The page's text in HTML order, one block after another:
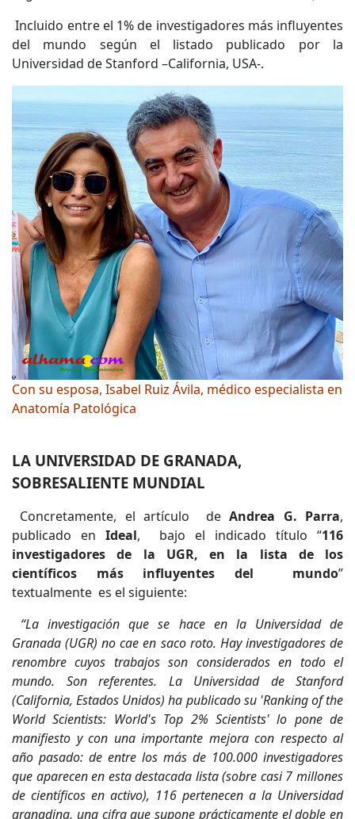
Incluido entre el 1% de investigadores más influyentes
del mundo según el listado publicado por la
Universidad de Stanford –California, USA-.
Con su esposa, Isabel Ruiz Ávila, médico especialista en
Anatomía Patológica
LA UNIVERSIDAD DE GRANADA,
SOBRESALIENTE MUNDIAL
Concretamente, el artículo deAndrea G. Parra,
publicado en Ideal, bajo el indicado título “116
investigadores de la UGR, en la lista de los
científicos más influyentes del
mundo”
textualmente es el siguiente:
“La investigación que se hace en la Universidad de
Granada (UGR) no cae en saco roto. Hay investigadores de
renombre cuyos trabajos son considerados en todo el
mundo. Son referentes. La Universidad de Stanford
(California, Estados Unidos) ha publicado su 'Ranking of the
World Scientists: World's Top 2% Scientists' lo pone de
manifiesto y con una importante mejora con respecto al
año pasado: de entre los más de 100.000 investigadores
que aparecen en esta destacada lista (sobre casi 7 millones
de científicos en activo), 116 pertenecen a la Universidad
granadina, una cifra que supone prácticamente el doble en